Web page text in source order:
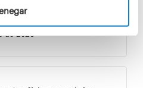
¿Quieres participar
de inspiración?
de 2025